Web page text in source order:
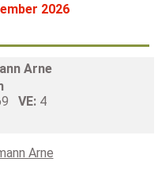
2026
Arne
VE: 4